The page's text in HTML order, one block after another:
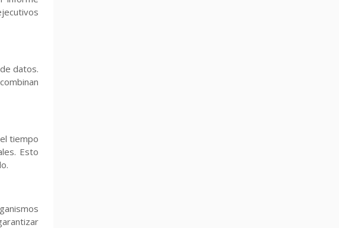
datos.
tiempo
Esto